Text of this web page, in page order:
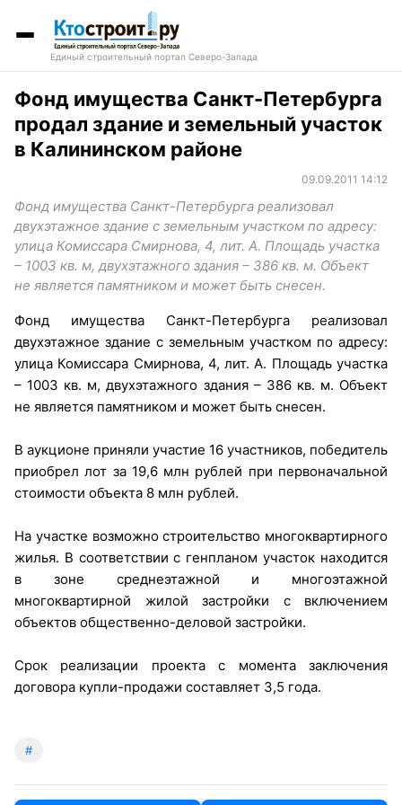
Единый строительный портал Северо-Запада
Фонд имущества Санкт-Петербурга
продал здание и земельный участок
в Калининском районе
09.09.2011 14:12
Фонд имущества Санкт-Петербурга реализовал
двухэтажное здание с земельным участком по адресу:
улица Комиссара Смирнова, 4, лит. А. Площадь участка
– 1003 кв. м, двухэтажного здания – 386 кв. м. Объект
не является памятником и может быть снесен.
Фонд имущества Санкт-Петербурга реализовал
двухэтажное здание с земельным участком по адресу:
улица Комиссара Смирнова, 4, лит. А. Площадь участка
– 1003 кв. м, двухэтажного здания – 386 кв. м. Объект
не является памятником и может быть снесен.
В аукционе приняли участие 16 участников, победитель
приобрел лот за 19,6 млн рублей при первоначальной
стоимости объекта 8 млн рублей.
На участке возможно строительство многоквартирного
жилья. В соответствии с генпланом участок находится
в зоне среднеэтажной и многоэтажной
многоквартирной жилой застройки с включением
объектов общественно-деловой застройки.
Срок реализации проекта с момента заключения
договора купли-продажи составляет 3,5 года.
#